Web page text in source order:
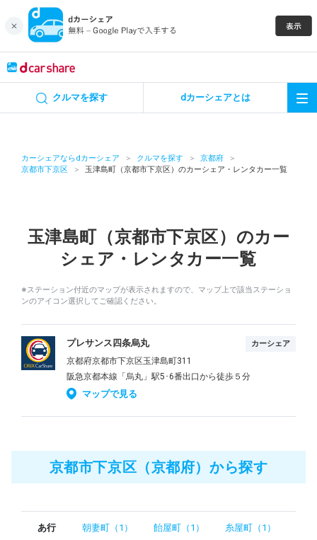
クルマを探す dカーシェアとは
カーシェアならdカーシェア クルマを探す
京都府
京都市下京区
玉津島町（京都市下京区）のカーシェア・レンタカー一覧
玉津島町（京都市下京区）のカー
シェア・レンタカー一覧
※ステーション付近のマップが表示されますので、マップ上で該当ステーショ
ンのアイコン選択してご確認ください。
プレサンス四条烏丸 カーシェア
京都府京都市下京区玉津島町311
阪急京都本線「烏丸」駅5･6番出口から徒歩５分
マップで見る
京都市下京区（京都府）から探す
あ行 朝妻町（1） 飴屋町（1） 糸屋町（1）
カーシェア
特集
アプリの使い方